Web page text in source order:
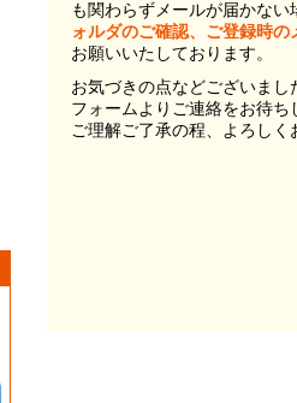
も関わらずメールが届かない
ォルダのご確認、ご登録時
お願いいたしております。
お気づきの点などございま
フォームよりご連絡をお待ち
ご理解ご了承の程、よろし